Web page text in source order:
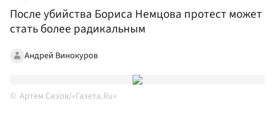
После убийства Бориса Немцова протест может
стать более радикальным
Андрей Винокуров
Артем Сизов/«Газета.Ru»